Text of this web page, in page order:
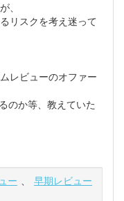
、
リスクを考え迷って
レビューのオファー
のか等、教えていた
ー 、
早期レビュー